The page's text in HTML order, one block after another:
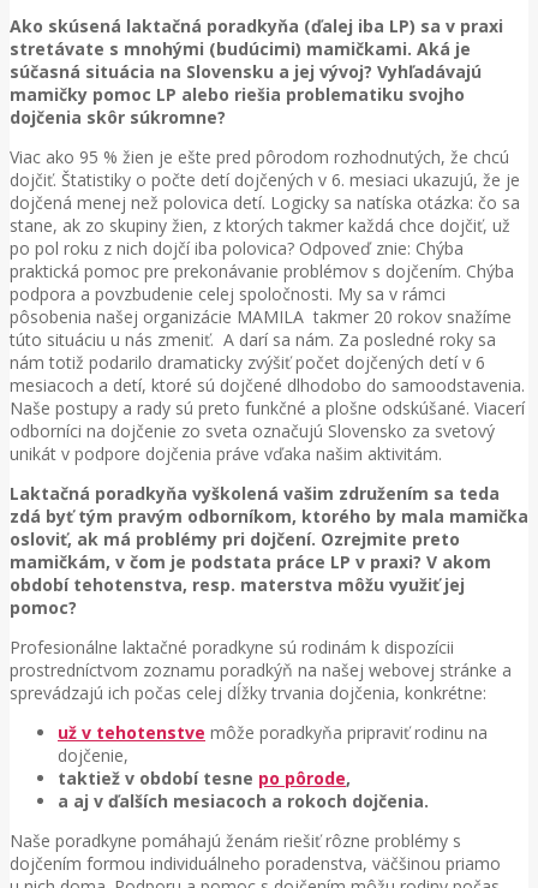
Ako skúsená laktačná poradkyňa (ďalej iba LP) sa v praxi
stretávate s mnohými (budúcimi) mamičkami. Aká je
súčasná situácia na Slovensku a jej vývoj? Vyhľadávajú
mamičky pomoc LP alebo riešia problematiku svojho
dojčenia skôr súkromne?
Viac ako 95 % žien je ešte pred pôrodom rozhodnutých, že chcú
dojčiť. Štatistiky o počte detí dojčených v 6. mesiaci ukazujú, že je
dojčená menej než polovica detí. Logicky sa natíska otázka: čo sa
stane, ak zo skupiny žien, z ktorých takmer každá chce dojčiť, už
po pol roku z nich dojčí iba polovica? Odpoveď znie: Chýba
praktická pomoc pre prekonávanie problémov s dojčením. Chýba
podpora a povzbudenie celej spoločnosti. My sa v rámci
pôsobenia našej organizácie MAMILA takmer 20 rokov snažíme
túto situáciu u nás zmeniť. A darí sa nám. Za posledné roky sa
nám totiž podarilo dramaticky zvýšiť počet dojčených detí v 6
mesiacoch a detí, ktoré sú dojčené dlhodobo do samoodstavenia.
Naše postupy a rady sú preto funkčné a plošne odskúšané. Viacerí
odborníci na dojčenie zo sveta označujú Slovensko za svetový
unikát v podpore dojčenia práve vďaka našim aktivitám.
Laktačná poradkyňa vyškolená vašim združením sa teda
zdá byť tým pravým odborníkom, ktorého by mala mamička
osloviť, ak má problémy pri dojčení. Ozrejmite preto
mamičkám, v čom je podstata práce LP v praxi? V akom
období tehotenstva, resp. materstva môžu využiť jej
pomoc?
Profesionálne laktačné poradkyne sú rodinám k dispozícii
prostredníctvom zoznamu poradkýň na našej webovej stránke a
sprevádzajú ich počas celej dĺžky trvania dojčenia, konkrétne:
už v tehotenstve môže poradkyňa pripraviť rodinu na
dojčenie,
taktiež v období tesne po pôrode,
a aj v ďalších mesiacoch a rokoch dojčenia.
Naše poradkyne pomáhajú ženám riešiť rôzne problémy s
dojčením formou individuálneho poradenstva, väčšinou priamo